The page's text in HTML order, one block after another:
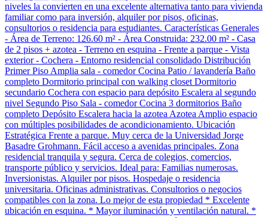
niveles la convierten en una excelente alternativa tanto para vivienda
familiar como para inversión, alquiler por pisos, oficinas,
consultorios o residencia para estudiantes. Características Generales
- Área de Terreno: 126.60 m² - Área Construida: 232.00 m² - Casa
de 2 pisos + azotea - Terreno en esquina - Frente a parque - Vista
exterior - Cochera - Entorno residencial consolidado Distribución
Primer Piso Amplia sala - comedor Cocina Patio / lavandería Baño
completo Dormitorio principal con walking closet Dormitorio
secundario Cochera con espacio para depósito Escalera al segundo
nivel Segundo Piso Sala - comedor Cocina 3 dormitorios Baño
completo Depósito Escalera hacia la azotea Azotea Amplio espacio
con múltiples posibilidades de acondicionamiento. Ubicación
Estratégica Frente a parque. Muy cerca de la Universidad Jorge
Basadre Grohmann. Fácil acceso a avenidas principales. Zona
residencial tranquila y segura. Cerca de colegios, comercios,
transporte público y servicios. Ideal para: Familias numerosas.
Inversionistas. Alquiler por pisos. Hospedaje o residencia
universitaria. Oficinas administrativas. Consultorios o negocios
compatibles con la zona. Lo mejor de esta propiedad * Excelente
ubicación en esquina. * Mayor iluminación y ventilación natural. *